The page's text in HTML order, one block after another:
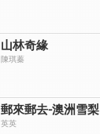
山林奇緣
陳琪蓁
郵來郵去-澳洲雪梨
英英